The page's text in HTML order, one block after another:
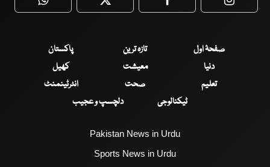
WhatsApp Twitter Facebook
صفحۂ اول تازہ ترین
پاکستان
دنیا
معیشت
کھیل
تعلیم
صحت
انٹرٹینمنٹ
ٹیکنالوجی
دلچسپ و عجیب
Pakistan News in Urdu
Sports News in Urdu